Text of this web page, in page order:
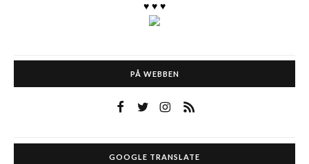
♥ ♥ ♥
PÅ WEBBEN
GOOGLE TRANSLATE